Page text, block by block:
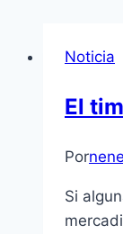
Noticia
El
Por
Si